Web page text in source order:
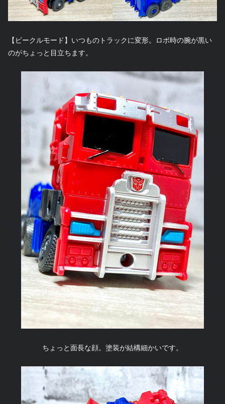
【ビークルモード】いつものトラックに変形。ロボ時の腕が黒い
のがちょっと目立ちます。
ちょっと面長な顔。塗装が結構細かいです。